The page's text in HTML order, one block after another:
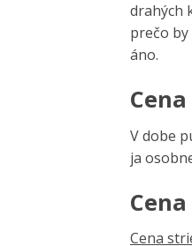
drahých
prečo
áno.
V dobe
ja
Cena